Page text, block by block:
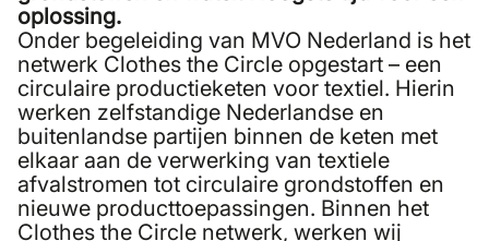
oplossing.
Onder begeleiding van MVO Nederland is het
netwerk Clothes the Circle opgestart – een
circulaire productieketen voor textiel. Hierin
werken zelfstandige Nederlandse en
buitenlandse partijen binnen de keten met
elkaar aan de verwerking van textiele
afvalstromen tot circulaire grondstoffen en
nieuwe producttoepassingen. Binnen het
Clothes the Circle netwerk, werken wij